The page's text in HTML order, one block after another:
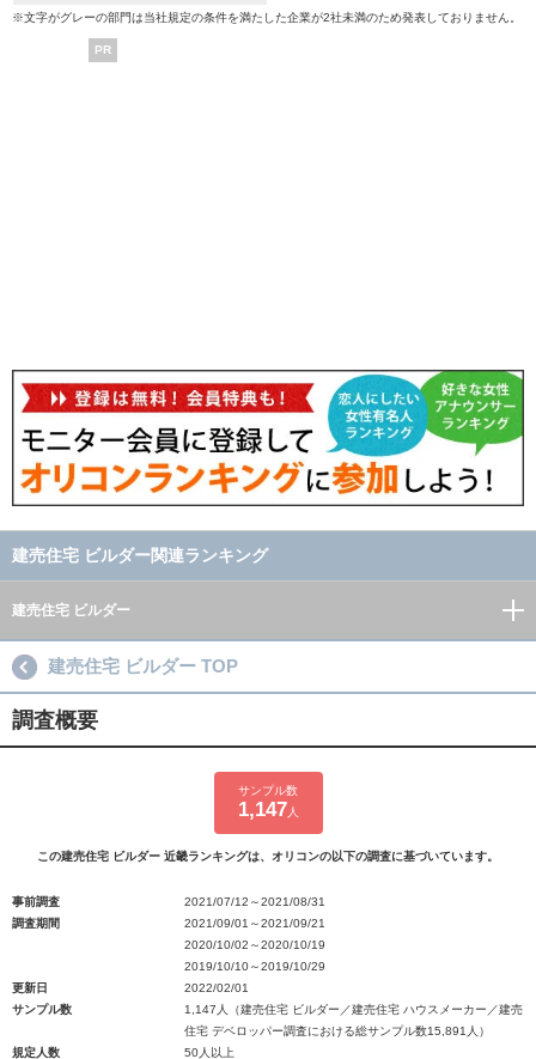
※文字がグレーの部門は当社規定の条件を満たした企業が2社未満のため発表しておりません。
PR
建売住宅 ビルダー関連ランキング
建売住宅 ビルダー
建売住宅 ビルダー TOP
調査概要
サンプル数
1,147 人
この建売住宅 ビルダー 近畿ランキングは、オリコンの以下の調査に基づいています。
事前調査
2021/07/12～2021/08/31
調査期間
2021/09/01～2021/09/21
2020/10/02～2020/10/19
2019/10/10～2019/10/29
更新日
2022/02/01
サンプル数
1,147人（建売住宅 ビルダー／建売住宅 ハウスメーカー／建売
住宅 デベロッパー調査における総サンプル数15,891人）
規定人数
50人以上